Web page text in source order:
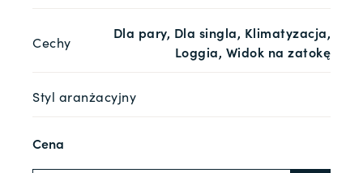
Cechy
Dla pary, Dla singla, Klimatyzacja,
Loggia, Widok na zatokę
Styl aranżacyjny
Cena